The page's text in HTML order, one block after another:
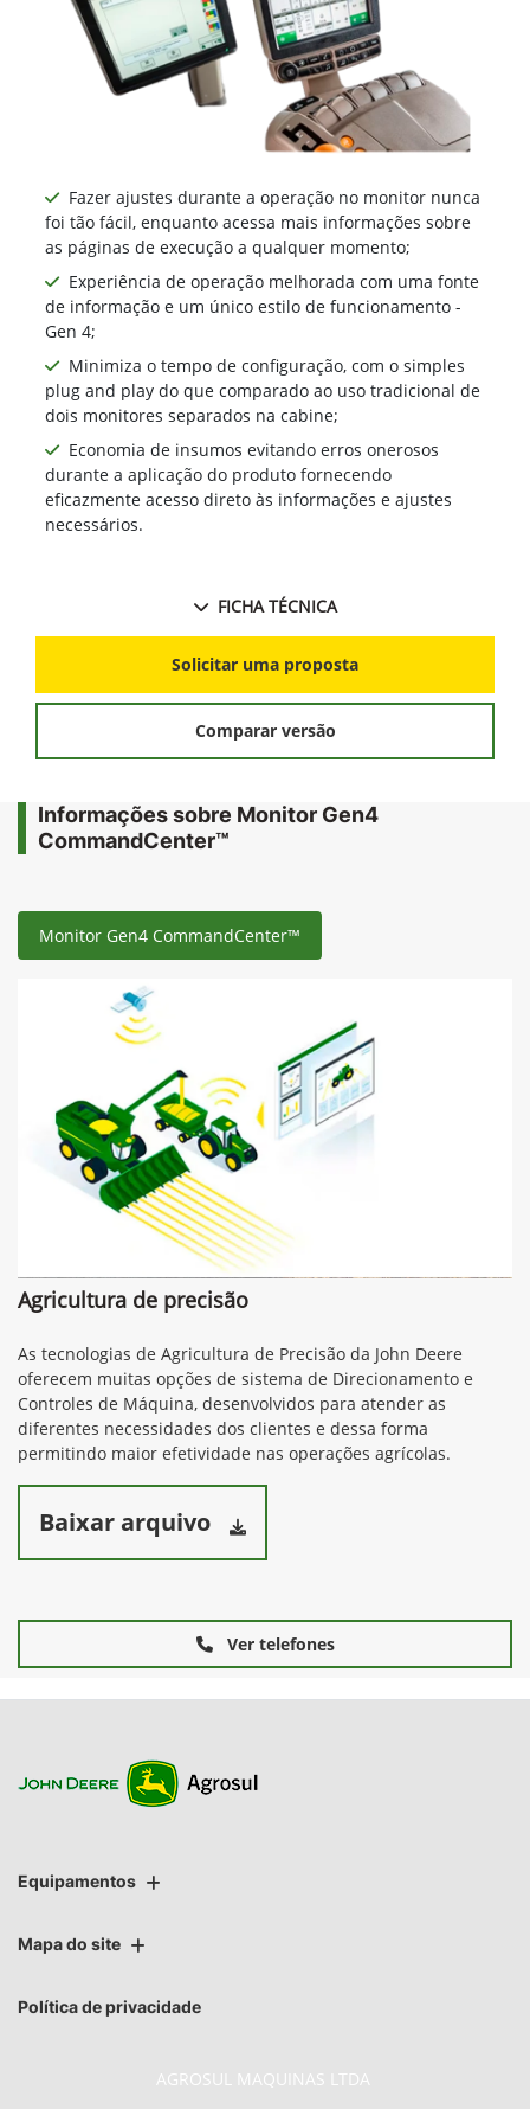
Fazer ajustes durante a operação no monitor nunca
foi tão fácil, enquanto acessa mais informações sobre
as páginas de execução a qualquer momento;
Experiência de operação melhorada com uma fonte
de informação e um único estilo de funcionamento -
Gen 4;
Minimiza o tempo de configuração, com o simples
plug and play do que comparado ao uso tradicional de
dois monitores separados na cabine;
Economia de insumos evitando erros onerosos
durante a aplicação do produto fornecendo
eficazmente acesso direto às informações e ajustes
necessários.
FICHA TÉCNICA
Solicitar uma proposta
Comparar versão
Informações sobre Monitor Gen4
CommandCenter™
Monitor Gen4 CommandCenter™
Agricultura de precisão
As tecnologias de Agricultura de Precisão da John Deere
oferecem muitas opções de sistema de Direcionamento e
Controles de Máquina, desenvolvidos para atender as
diferentes necessidades dos clientes e dessa forma
permitindo maior efetividade nas operações agrícolas.
Baixar arquivo
Ver telefones
Equipamentos
Mapa do site
Política de privacidade
AGROSUL MAQUINAS LTDA